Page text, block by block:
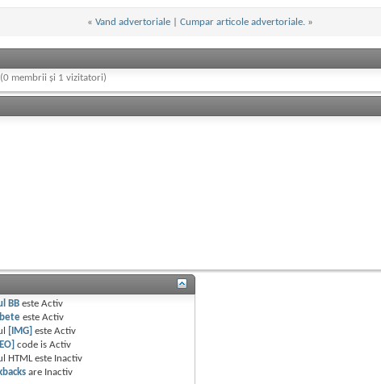
« Vand advertoriale Cumpar articole advertoriale. »
(0 membrii și 1 vizitatori)
BB esteActiv
esteActiv
[IMG] esteActiv
code isActiv
HTML este Inactiv
are Inactiv